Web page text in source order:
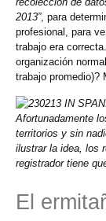
2013”, para
profesional, para
trabajo era
organización
trabajo promedio)?
Afortunadamente
territorios y sin
ilustrar la idea, los
registrador tiene
El